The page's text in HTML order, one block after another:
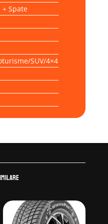
+ Spate
SUV/4×4